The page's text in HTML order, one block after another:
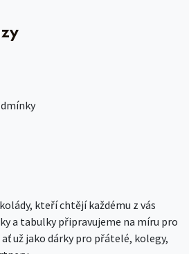
kteří chtějí každému z vás
a tabulky připravujeme na míru pro
už jako dárky pro přátelé, kolegy,